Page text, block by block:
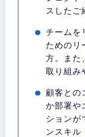
スしたご
チームを
ためのリ
方。また
取り組み
顧客との
か部署や
ションが
ンスキル